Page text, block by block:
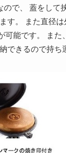
ので、 蓋をし
す。 また直径
可能です。 ま
できるので持ち